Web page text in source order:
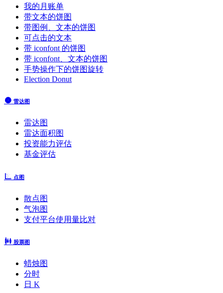
我的月账单
带文本的饼图
带图例、文本的饼图
可点击的文本
带 iconfont 的饼图
带 iconfont、文本的饼图
手势操作下的饼图旋转
Election Donut
雷达图
雷达图
雷达面积图
投资能力评估
基金评估
点图
散点图
气泡图
支付平台使用量比对
股票图
蜡烛图
分时
日 K